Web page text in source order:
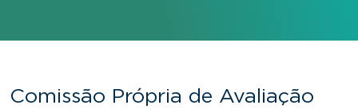
Comissão Própria de Avaliação